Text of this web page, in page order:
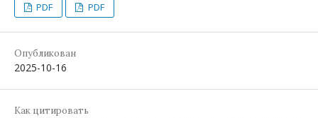
PDF PDF
Опубликован
2025-10-16
Как цитировать